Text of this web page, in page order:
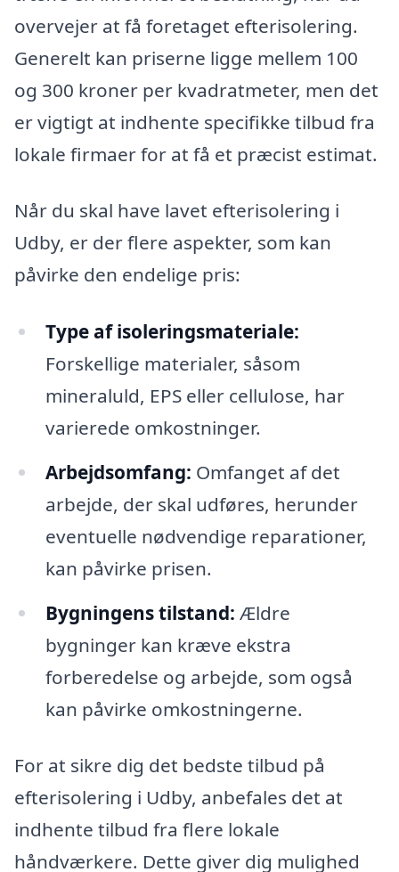
overvejer at få foretaget efterisolering.
Generelt kan priserne ligge mellem 100
og 300 kroner per kvadratmeter, men det
er vigtigt at indhente specifikke tilbud fra
lokale firmaer for at få et præcist estimat.
Når du skal have lavet efterisolering i
Udby, er der flere aspekter, som kan
påvirke den endelige pris:
Type af isoleringsmateriale:
Forskellige materialer, såsom
mineraluld, EPS eller cellulose, har
varierede omkostninger.
Arbejdsomfang: Omfanget af det
arbejde, der skal udføres, herunder
eventuelle nødvendige reparationer,
kan påvirke prisen.
Bygningens tilstand: Ældre
bygninger kan kræve ekstra
forberedelse og arbejde, som også
kan påvirke omkostningerne.
For at sikre dig det bedste tilbud på
efterisolering i Udby, anbefales det at
indhente tilbud fra flere lokale
håndværkere. Dette giver dig mulighed